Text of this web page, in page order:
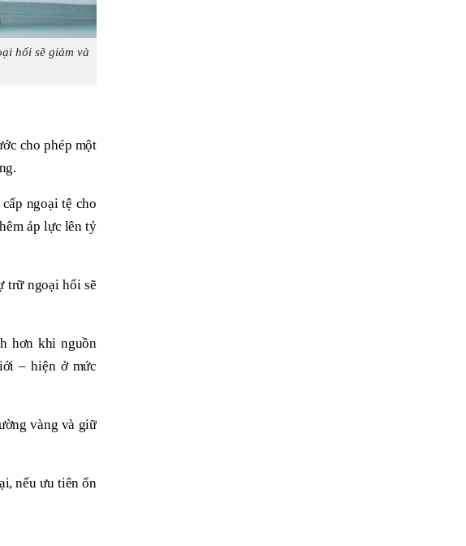
hối sẽ giảm và
cho phép một
ngoại tệ cho
áp lực lên tỷ
trữ ngoại hối sẽ
hơn khi nguồn
– hiện ở mức
vàng và giữ
nếu ưu tiên ổn